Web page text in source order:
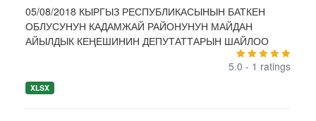
05/08/2018 КЫРГЫЗ РЕСПУБЛИКАСЫНЫН БАТКЕН
ОБЛУСУНУН КАДАМЖАЙ РАЙОНУНУН МАЙДАН
АЙЫЛДЫК КЕҢЕШИНИН ДЕПУТАТТАРЫН ШАЙЛОО
5.0 - 1 ratings
XLSX